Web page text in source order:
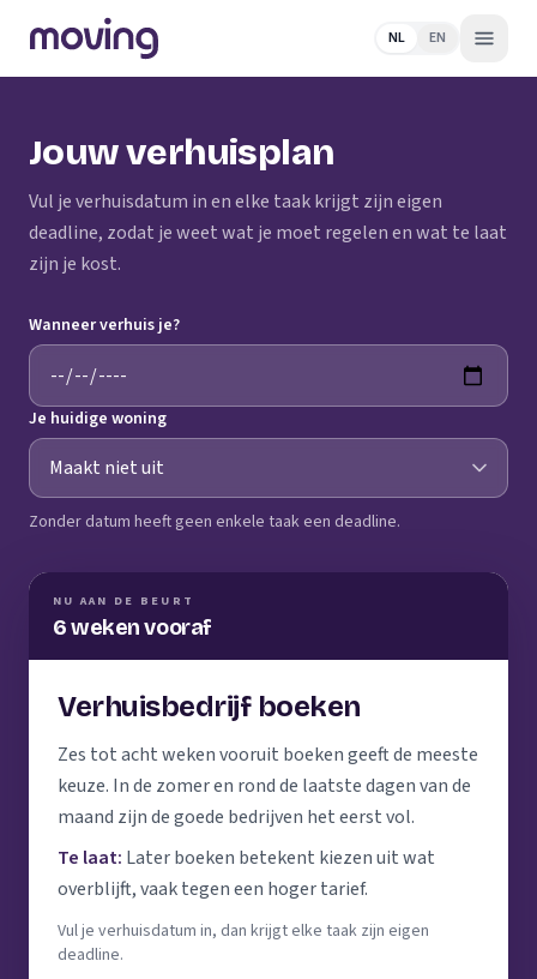
NL EN
Jouw verhuisplan
Vul je verhuisdatum in en elke taak krijgt zijn eigen
deadline, zodat je weet wat je moet regelen en wat te laat
zijn je kost.
Wanneer verhuis je?
Je huidige woning
Zonder datum heeft geen enkele taak een deadline.
NU AAN DE BEURT
6 weken vooraf
Verhuisbedrijf boeken
Zes tot acht weken vooruit boeken geeft de meeste
keuze. In de zomer en rond de laatste dagen van de
maand zijn de goede bedrijven het eerst vol.
Te laat: Later boeken betekent kiezen uit wat
overblijft, vaak tegen een hoger tarief.
Vul je verhuisdatum in, dan krijgt elke taak zijn eigen
deadline.